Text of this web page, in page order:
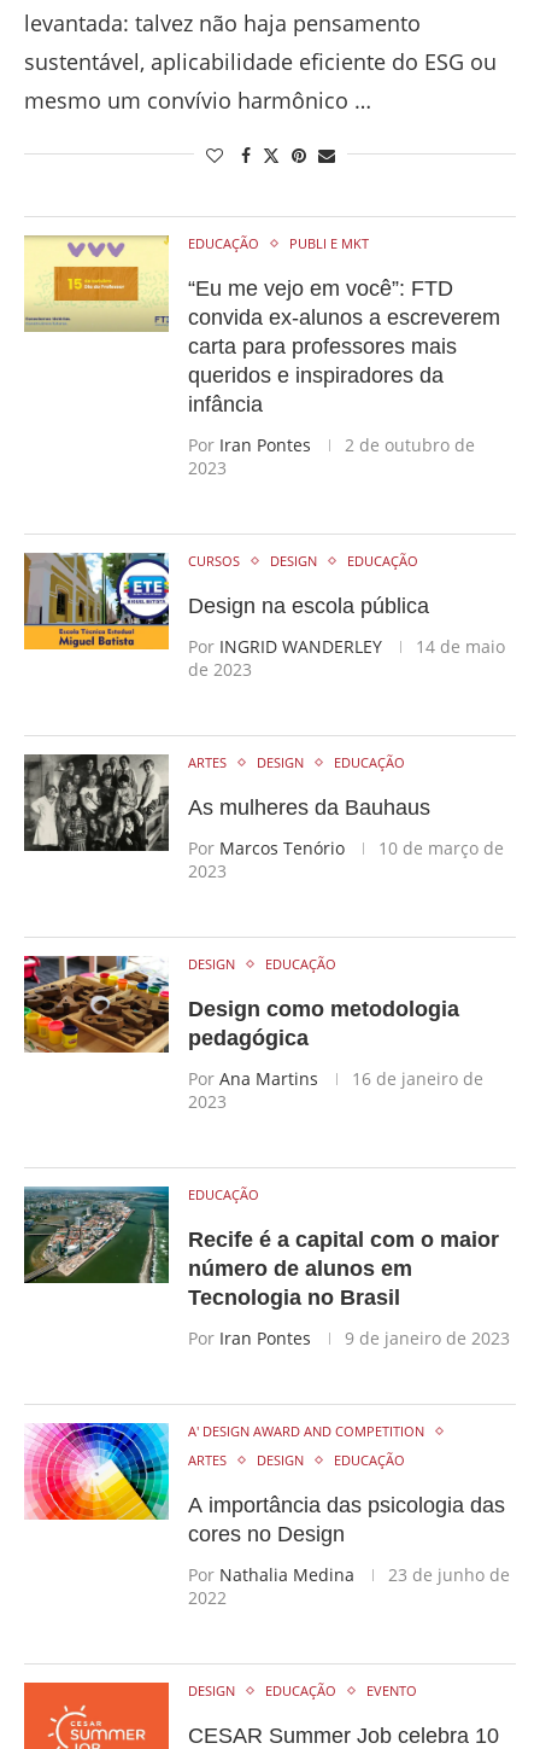
levantada: talvez não haja pensamento
sustentável, aplicabilidade eficiente do ESG ou
mesmo um convívio harmônico …
EDUCAÇÃO PUBLI E MKT
“Eu me vejo em você”: FTD
convida ex-alunos a escreverem
carta para professores mais
queridos e inspiradores da
infância
Por Iran Pontes
2 de outubro de
2023
CURSOS DESIGN EDUCAÇÃO
Design na escola pública
Por INGRID WANDERLEY
14 de maio
de 2023
ARTES DESIGN EDUCAÇÃO
As mulheres da Bauhaus
Por Marcos Tenório
10 de março de
2023
DESIGN EDUCAÇÃO
Design como metodologia
pedagógica
Por Ana Martins
16 de janeiro de
2023
EDUCAÇÃO
Recife é a capital com o maior
número de alunos em
Tecnologia no Brasil
Por Iran Pontes 9 de janeiro de 2023
A' DESIGN AWARD AND COMPETITION
ARTES
DESIGN EDUCAÇÃO
A importância das psicologia das
cores no Design
Por Nathalia Medina
23 de junho de
2022
DESIGN EDUCAÇÃO EVENTO
CESAR Summer Job celebra 10